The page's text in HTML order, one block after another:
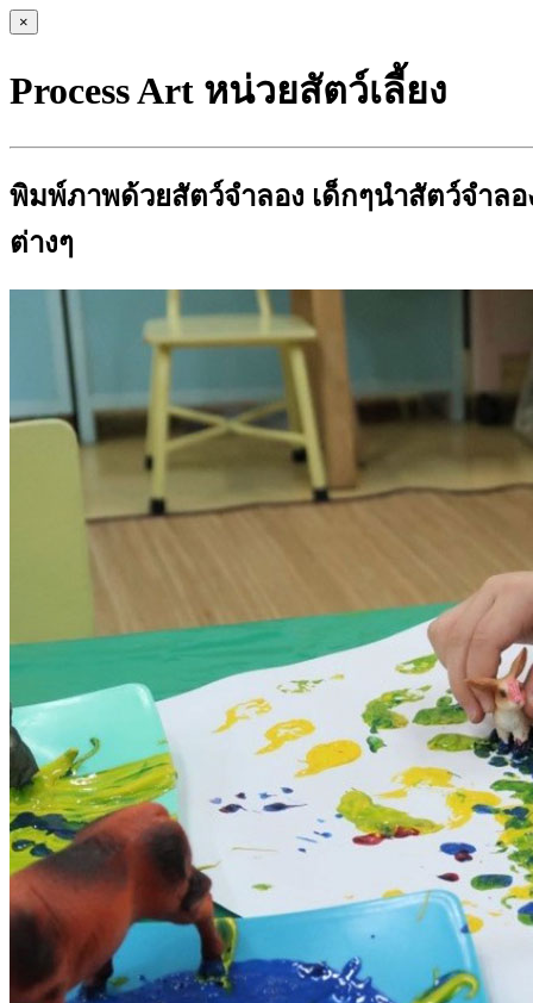
×
Process Art หน่วยสัตว์เลี้ยง
พิมพ์ภาพด้วยสัตว์จำลอง เด็กๆนำสัตว์จำล
ต่างๆ